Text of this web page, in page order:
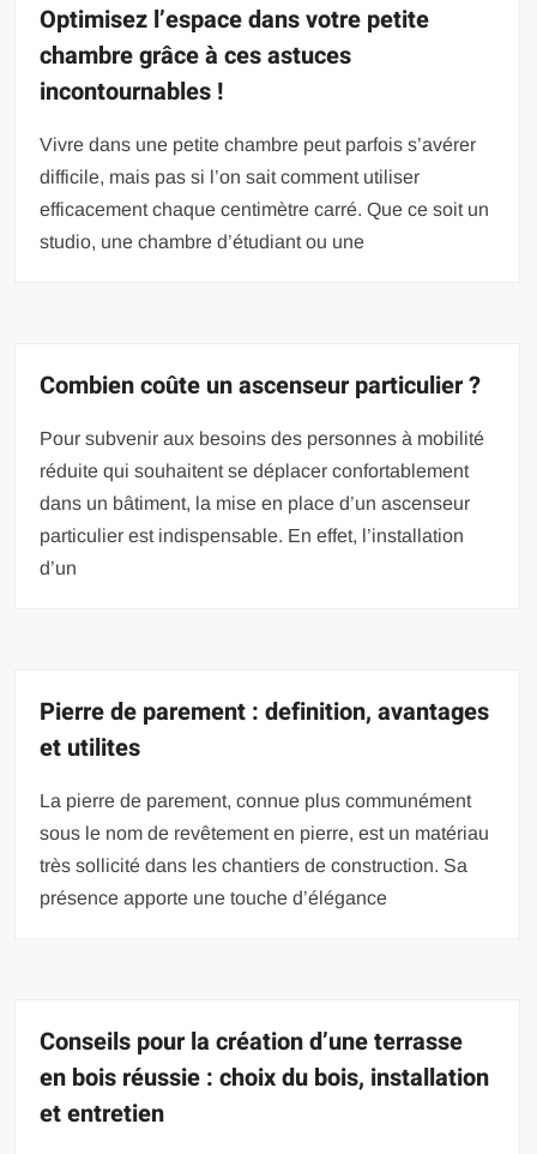
Optimisez l’espace dans votre petite
chambre grâce à ces astuces
incontournables !
Vivre dans une petite chambre peut parfois s’avérer
difficile, mais pas si l’on sait comment utiliser
efficacement chaque centimètre carré. Que ce soit un
studio, une chambre d’étudiant ou une
Combien coûte un ascenseur particulier ?
Pour subvenir aux besoins des personnes à mobilité
réduite qui souhaitent se déplacer confortablement
dans un bâtiment, la mise en place d’un ascenseur
particulier est indispensable. En effet, l’installation
d’un
Pierre de parement : definition, avantages
et utilites
La pierre de parement, connue plus communément
sous le nom de revêtement en pierre, est un matériau
très sollicité dans les chantiers de construction. Sa
présence apporte une touche d’élégance
Conseils pour la création d’une terrasse
en bois réussie : choix du bois, installation
et entretien